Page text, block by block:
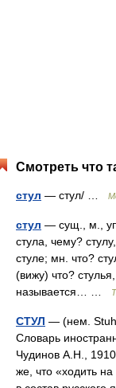
Смотреть что
стул — стул/ …
стул — сущ., м.,
стула, чему?
стуле; мн. что?
(вижу) что?
называется… …
СТУЛ — (нем.
Словарь
Чудинов А.Н.,
же, что «ходить